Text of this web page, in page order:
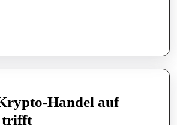
Handel auf
trifftBitget